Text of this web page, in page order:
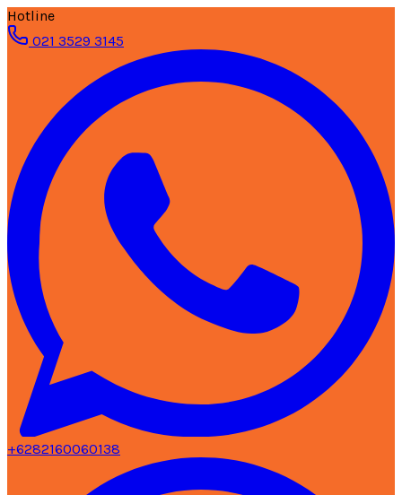
Hotline
021 3529 3145
+6282160060138